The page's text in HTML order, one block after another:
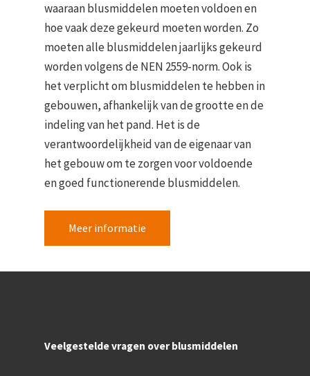
waaraan blusmiddelen moeten voldoen en
hoe vaak deze gekeurd moeten worden. Zo
moeten alle blusmiddelen jaarlijks gekeurd
worden volgens de NEN 2559-norm. Ook is
het verplicht om blusmiddelen te hebben in
gebouwen, afhankelijk van de grootte en de
indeling van het pand. Het is de
verantwoordelijkheid van de eigenaar van
het gebouw om te zorgen voor voldoende
en goed functionerende blusmiddelen.
Meer informatie
Veelgestelde vragen over blusmiddelen